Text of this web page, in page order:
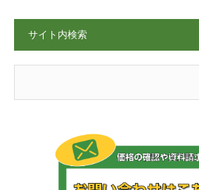
サイト内検索